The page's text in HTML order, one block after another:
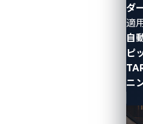
ダ
適
自
ピ
ニ
は、
のZero Day Initiative（ZDI